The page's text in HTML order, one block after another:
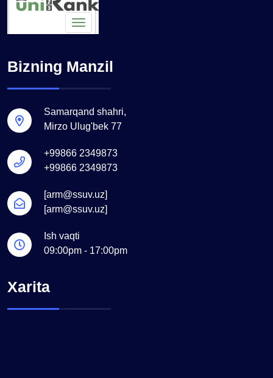
Bizning Manzil
Samarqand shahri,
Mirzo Ulug'bek 77
+99866 2349873
+99866 2349873
[arm@ssuv.uz]
[arm@ssuv.uz]
Ish vaqti
09:00pm - 17:00pm
Xarita